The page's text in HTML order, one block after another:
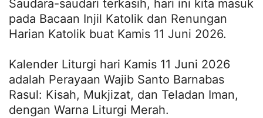
Saudara-saudari terkasih, hari ini kita masuk
pada Bacaan Injil Katolik dan Renungan
Harian Katolik buat Kamis 11 Juni 2026.
Kalender Liturgi hari Kamis 11 Juni 2026
adalah Perayaan Wajib Santo Barnabas
Rasul: Kisah, Mukjizat, dan Teladan Iman,
dengan Warna Liturgi Merah.